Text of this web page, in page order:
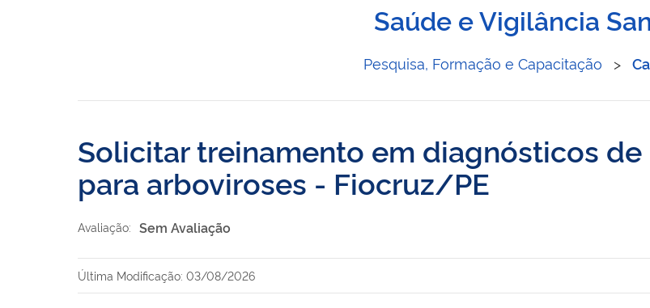
Saúde e Vigilância
Pesquisa, Formação e Capacitação >
Solicitar treinamento em diagnósticos
para arboviroses - Fiocruz/PE
Avaliação: Sem Avaliação
Última Modificação: 03/08/2026